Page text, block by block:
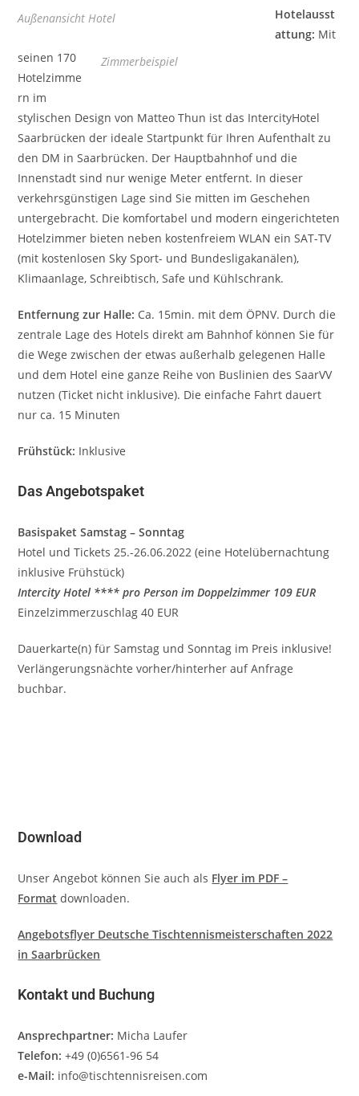
Außenansicht Hotel
Zimmerbeispiel
Hotelausst
attung: Mit
seinen 170
Hotelzimme
rn im
stylischen Design von Matteo Thun ist das IntercityHotel
Saarbrücken der ideale Startpunkt für Ihren Aufenthalt zu
den DM in Saarbrücken. Der Hauptbahnhof und die
Innenstadt sind nur wenige Meter entfernt. In dieser
verkehrsgünstigen Lage sind Sie mitten im Geschehen
untergebracht. Die komfortabel und modern eingerichteten
Hotelzimmer bieten neben kostenfreiem WLAN ein SAT-TV
(mit kostenlosen Sky Sport- und Bundesligakanälen),
Klimaanlage, Schreibtisch, Safe und Kühlschrank.
Entfernung zur Halle: Ca. 15min. mit dem ÖPNV. Durch die
zentrale Lage des Hotels direkt am Bahnhof können Sie für
die Wege zwischen der etwas außerhalb gelegenen Halle
und dem Hotel eine ganze Reihe von Buslinien des SaarVV
nutzen (Ticket nicht inklusive). Die einfache Fahrt dauert
nur ca. 15 Minuten
Frühstück: Inklusive
Das Angebotspaket
Basispaket Samstag – Sonntag
Hotel und Tickets 25.-26.06.2022 (eine Hotelübernachtung
inklusive Frühstück)
Intercity Hotel **** pro Person im Doppelzimmer 109 EUR
Einzelzimmerzuschlag 40 EUR
Dauerkarte(n) für Samstag und Sonntag im Preis inklusive!
Verlängerungsnächte vorher/hinterher auf Anfrage
buchbar.
Download
Unser Angebot können Sie auch als Flyer im PDF –
Format downloaden.
Angebotsflyer Deutsche Tischtennismeisterschaften 2022
in Saarbrücken
Kontakt und Buchung
Ansprechpartner: Micha Laufer
Telefon: +49 (0)6561-96 54
e-Mail: info@tischtennisreisen.com